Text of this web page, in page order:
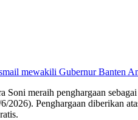
mewakili Gubernur Banten
Soni meraih penghargaan
2026). Penghargaan diberikan